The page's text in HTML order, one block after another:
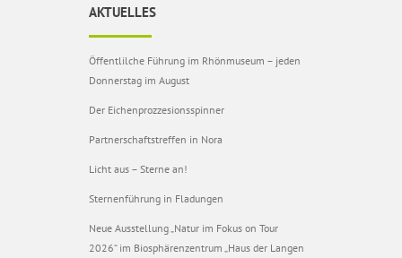
AKTUELLES
Öffentlilche Führung im Rhönmuseum – jeden
Donnerstag im August
Der Eichenprozzesionsspinner
Partnerschaftstreffen in Nora
Licht aus – Sterne an!
Sternenführung in Fladungen
Neue Ausstellung „Natur im Fokus on Tour
2026“ im Biosphärenzentrum „Haus der Langen